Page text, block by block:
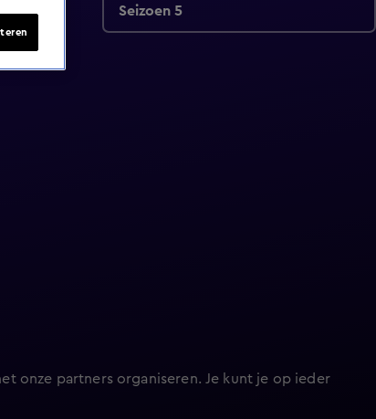
Seizoen 5
onze partners organiseren. Je kunt je op ieder